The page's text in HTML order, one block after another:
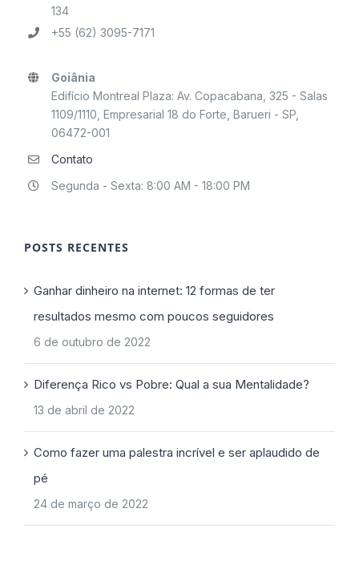
134
+55 (62) 3095-7171
Goiânia
Edifício Montreal Plaza: Av. Copacabana, 325 - Salas
1109/1110, Empresarial 18 do Forte, Barueri - SP,
06472-001
Contato
Segunda - Sexta: 8:00 AM - 18:00 PM
POSTS RECENTES
Ganhar dinheiro na internet: 12 formas de ter
resultados mesmo com poucos seguidores
6 de outubro de 2022
Diferença Rico vs Pobre: Qual a sua Mentalidade?
13 de abril de 2022
Como fazer uma palestra incrível e ser aplaudido de
pé
24 de março de 2022